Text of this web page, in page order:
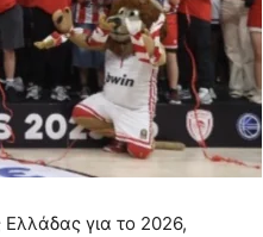
για το 2026,